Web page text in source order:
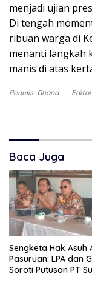
menjadi ujian
Di tengah
ribuan warga di
menanti langkah
manis di atas
Penulis: Ghana
Baca Juga
Sengketa Hak Asuh
Pasuruan: LPA dan
Soroti Putusan PT